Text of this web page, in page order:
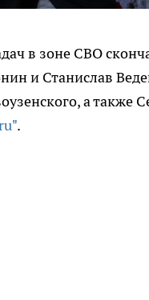
в зоне СВО
и Станислав
а также
.